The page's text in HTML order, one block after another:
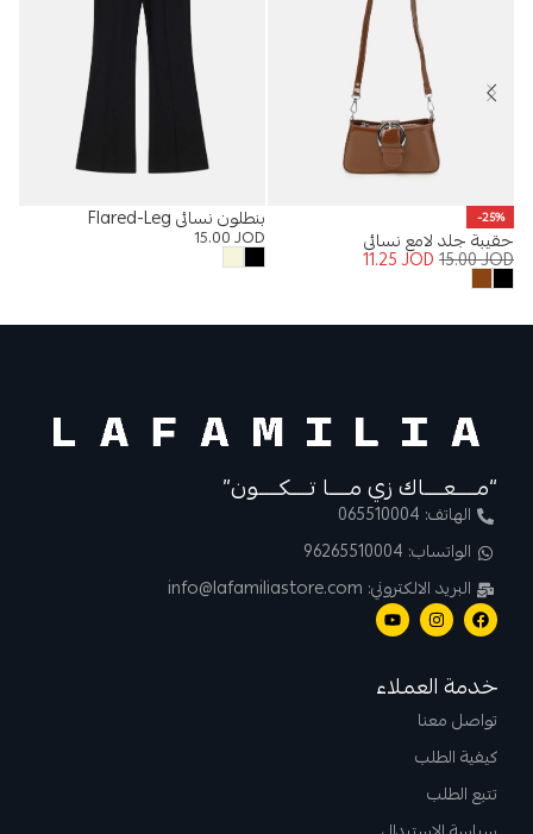
-25%
حقيبة جلد لامع نسائي
15.00JOD
11.25JOD
بنطلون نسائي Flared-Leg
15.00JOD
“مــــعــــاك زي مــــا تــــكــــون”
الهاتف: 065510004
الواتساب: 96265510004
البريد الالكتروني: info@lafamiliastore.com
خدمة العملاء
تواصل معنا
كيفية الطلب
تتبع الطلب